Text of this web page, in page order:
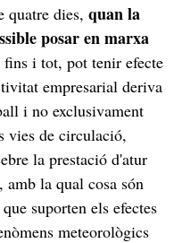
quatre dies, quan la
posar en marxa
fins i tot, pot tenir efecte
empresarial deriva
i no exclusivament
vies de circulació,
la prestació d'atur
la qual cosa són
suporten els efectes
meteorològics